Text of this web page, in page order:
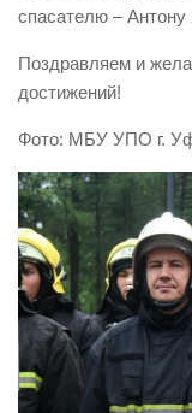
спасателю – Антону
Поздравляем и
достижений!
Фото: МБУ УПО г.